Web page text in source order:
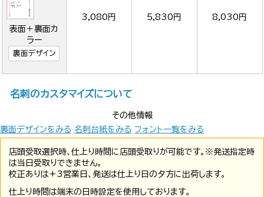
表面＋裏面カ
ラー
裏面デザイン
3,080円 5,830円 8,030円
名刺のカスタマイズについて
その他情報
裏面デザインをみる 名刺台紙をみる フォント一覧をみる
店頭受取選択時、仕上り時間に店頭受取りが可能です。※発送指定時
は当日受取りできません。
校正ありは+3営業日、発送は仕上り日の夕方に出荷します。
仕上り時間は端末の日時設定を使用しております。